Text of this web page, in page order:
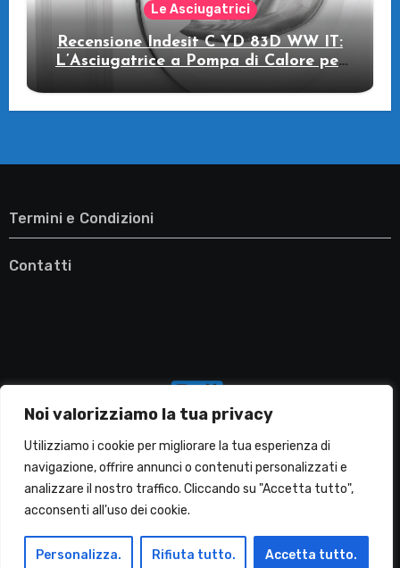
Noi valorizziamo la tua privacy
Utilizziamo i cookie per migliorare la tua esperienza di
navigazione, offrire annunci o contenuti personalizzati e
analizzare il nostro traffico. Cliccando su "Accetta tutto",
acconsenti all'uso dei cookie.
Personalizza. Rifiuta tutto. Accetta tutto.
Le Asciugatrici
Recensione Indesit C YD 83D WW IT:
L’Asciugatrice a Pompa di Calore per
il Tuo Benessere
Termini e Condizioni
Contatti
Migliori Lavatrici